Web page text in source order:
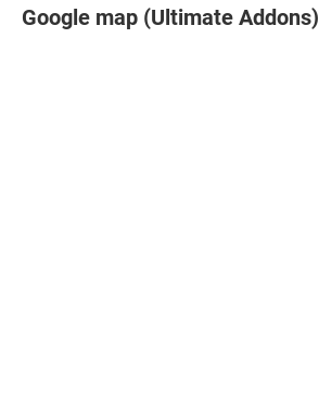
Google map (Ultimate Addons)